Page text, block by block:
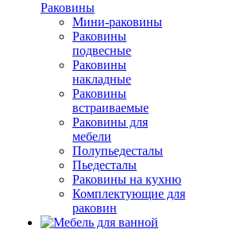
Раковины
Мини-раковины
Раковины
подвесные
Раковины
накладные
Раковины
встраиваемые
Раковины для
мебели
Полупьедесталы
Пьедесталы
Раковины на кухню
Комплектующие для
раковин